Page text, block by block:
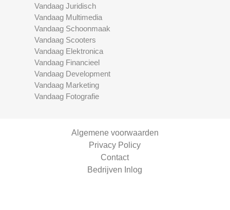
Vandaag Juridisch
Vandaag Multimedia
Vandaag Schoonmaak
Vandaag Scooters
Vandaag Elektronica
Vandaag Financieel
Vandaag Development
Vandaag Marketing
Vandaag Fotografie
Algemene voorwaarden
Privacy Policy
Contact
Bedrijven Inlog